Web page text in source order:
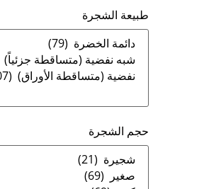
طبيعة الشجرة
حجم الشجرة